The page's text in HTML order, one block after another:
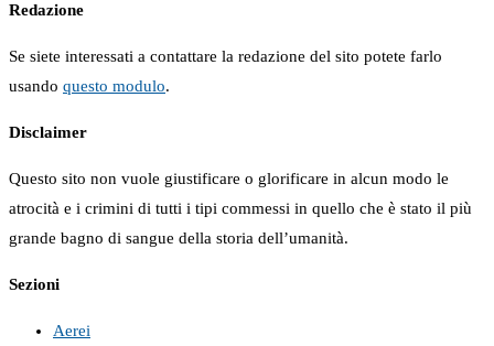
Redazione
Se siete interessati a contattare la redazione del sito potete farlo
usando questo modulo.
Disclaimer
Questo sito non vuole giustificare o glorificare in alcun modo le
atrocità e i crimini di tutti i tipi commessi in quello che è stato il più
grande bagno di sangue della storia dell’umanità.
Sezioni
Aerei